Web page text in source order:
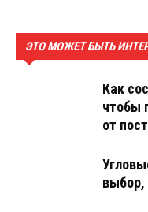
ЭТО МОЖЕТ БЫТЬ
Как
чтобы
от
выбор,